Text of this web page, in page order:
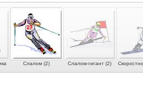
Слалом (2) Слалом-гигант (2)